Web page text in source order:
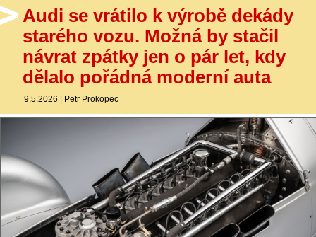
Audi se vrátilo k výrobě dekády
starého vozu. Možná by stačil
návrat zpátky jen o pár let, kdy
dělalo pořádná moderní auta
9.5.2026 | Petr Prokopec